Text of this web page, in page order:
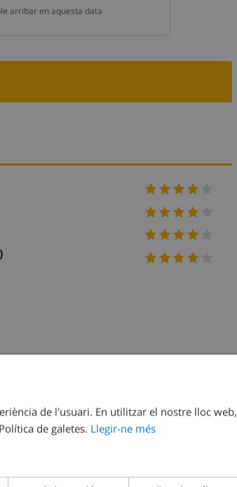
arribar en aquesta data
TV and digital TV. Exit to the terrace.
190 cm), fan. Open kitchen (4 hot plates,
(exterior staircase) living/dining room
1 french bed (150 cm, length 190
190 cm), shower/bidet/WC and fan.
WC. Large terrace. Terrace furniture,
CATALAN
SPANISH
de l'usuari. En utilitzar el nostre lloc web,
de galetes. Llegir-ne més